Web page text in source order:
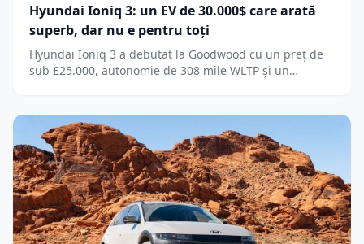
Hyundai Ioniq 3: un EV de 30.000$ care arată
superb, dar nu e pentru toți
Hyundai Ioniq 3 a debutat la Goodwood cu un preț de
sub £25.000, autonomie de 308 mile WLTP și un…